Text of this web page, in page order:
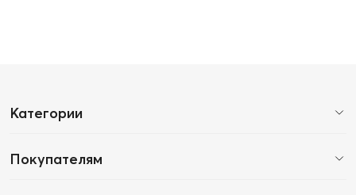
Категории
Покупателям